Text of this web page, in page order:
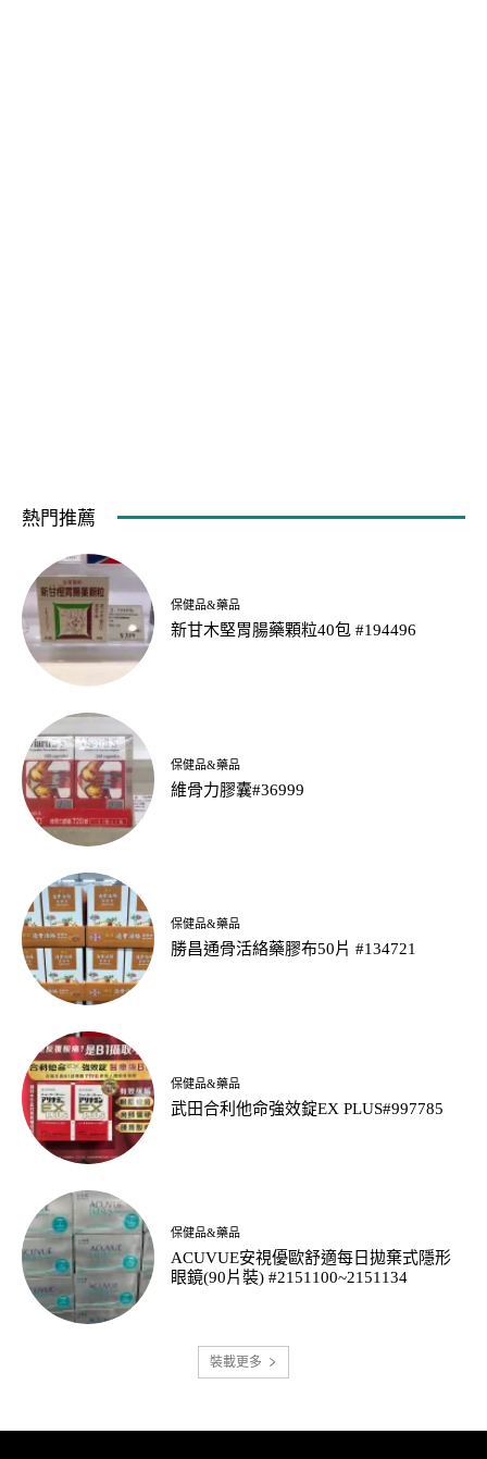
熱門推薦
保健品&藥品
新甘木堅胃腸藥顆粒40包 #194496
保健品&藥品
維骨力膠囊#36999
保健品&藥品
勝昌通骨活絡藥膠布50片 #134721
保健品&藥品
武田合利他命強效錠EX PLUS#997785
保健品&藥品
ACUVUE安視優歐舒適每日拋棄式隱形
眼鏡(90片裝) #2151100~2151134
裝載更多